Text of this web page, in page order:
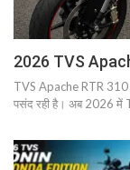
2026 TVS
TVS Apache RTR 310
पसंद रही है। अब 2026 में